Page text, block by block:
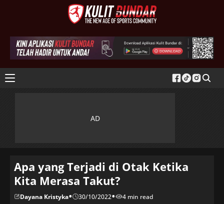
Apa yang Terjadi di Otak Ketika
Kita Merasa Takut?
Dayana Kristyka• 30/10/2022• 4 min read